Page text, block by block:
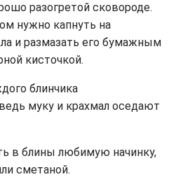
разогретой сковороде.
нужно капнуть на
и размазать его бумажным
кисточкой.
блинчика
муку и крахмал оседают
в блины любимую начинку,
сметаной.